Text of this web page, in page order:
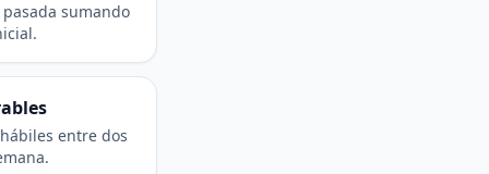
sumando
entre dos